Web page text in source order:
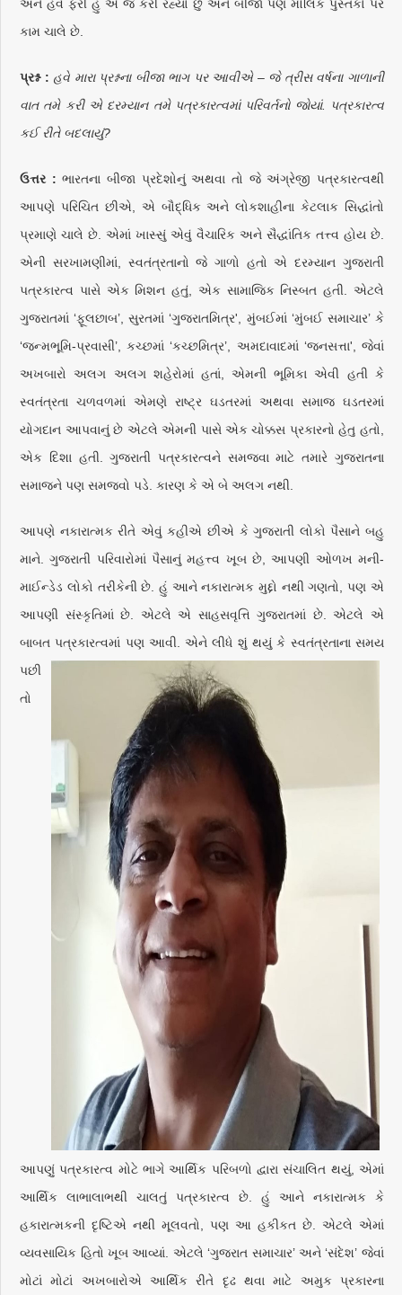
અને હવે ફરી હું એ જ કરી રહ્યો છું અને બીજાં પણ મૌલિક પુસ્તકો પર
કામ ચાલે છે.
પ્રશ્ન : હવે મારા પ્રશ્નના બીજા ભાગ પર આવીએ – જે ત્રીસ વર્ષના ગાળાની
વાત તમે કરી એ દરમ્યાન તમે પત્રકારત્વમાં પરિવર્તનો જોયાં. પત્રકારત્વ
કઈ રીતે બદલાયું?
ઉત્તર : ભારતના બીજા પ્રદેશોનું અથવા તો જે અંગ્રેજી પત્રકારત્વથી
આપણે પરિચિત છીએ, એ બૌદ્ધિક અને લોકશાહીના કેટલાક સિદ્ધાંતો
પ્રમાણે ચાલે છે. એમાં ખાસ્સું એવું વૈચારિક અને સૈદ્ધાંતિક તત્ત્વ હોય છે.
એની સરખામણીમાં, સ્વતંત્રતાનો જે ગાળો હતો એ દરમ્યાન ગુજરાતી
પત્રકારત્વ પાસે એક મિશન હતું, એક સામાજિક નિસ્બત હતી. એટલે
ગુજરાતમાં ‘ફૂલછાબ’, સુરતમાં ‘ગુજરાતમિત્ર', મુંબઈમાં ‘મુંબઈ સમાચાર’ કે
‘જન્મભૂમિ-પ્રવાસી’, કચ્છમાં ‘કચ્છમિત્ર’, અમદાવાદમાં ‘જનસત્તા', જેવાં
અખબારો અલગ અલગ શહેરોમાં હતાં, એમની ભૂમિકા એવી હતી કે
સ્વતંત્રતા ચળવળમાં એમણે રાષ્ટ્ર ઘડતરમાં અથવા સમાજ ઘડતરમાં
યોગદાન આપવાનું છે એટલે એમની પાસે એક ચોક્કસ પ્રકારનો હેતુ હતો,
એક દિશા હતી. ગુજરાતી પત્રકારત્વને સમજવા માટે તમારે ગુજરાતના
સમાજને પણ સમજવો પડે. કારણ કે એ બે અલગ નથી.
આપણે નકારાત્મક રીતે એવું કહીએ છીએ કે ગુજરાતી લોકો પૈસાને બહુ
માને. ગુજરાતી પરિવારોમાં પૈસાનું મહત્ત્વ ખૂબ છે, આપણી ઓળખ મની-
માઈન્ડેડ લોકો તરીકેની છે. હું આને નકારાત્મક મુદ્દો નથી ગણતો, પણ એ
આપણી સંસ્કૃતિમાં છે. એટલે એ સાહસવૃત્તિ ગુજરાતમાં છે. એટલે એ
બાબત પત્રકારત્વમાં પણ આવી. એને લીધે શુંથયું કે સ્વતંત્રતાના સમય
પછી
તો
આપણું પત્રકારત્વ મોટે ભાગે આર્થિક પરિબળો દ્વારા સંચાલિત થયું, એમાં
આર્થિક લાભાલાભથી ચાલતું પત્રકારત્વ છે. હું આને નકારાત્મક કે
હકારાત્મકની દૃષ્ટિએ નથી મૂલવતો, પણ આ હકીકત છે. એટલે એમાં
વ્યવસાયિક હિતો ખૂબ આવ્યાં. એટલે ‘ગુજરાત સમાચાર’ અને ‘સંદેશ’ જેવાં
મોટાં મોટાં અખબારોએ આર્થિક રીતે દૃઢ થવા માટે અમુક પ્રકારના